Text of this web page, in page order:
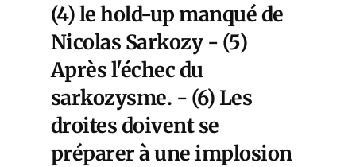
(4) le hold-up manqué de
Nicolas Sarkozy - (5)
Après l'échec du
sarkozysme. - (6) Les
droites doivent se
préparer à une implosion